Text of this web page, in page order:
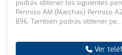
podrás obtener los siguientes
Permiso AM (Marchas) Permiso
B96. También podrás obtener pe...
Ver